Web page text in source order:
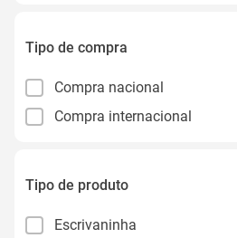
Tipo de compra
Compra nacional
Compra internacional
Tipo de produto
Escrivaninha